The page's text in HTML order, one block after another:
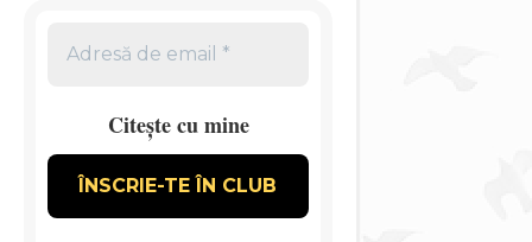
Citește cu mine